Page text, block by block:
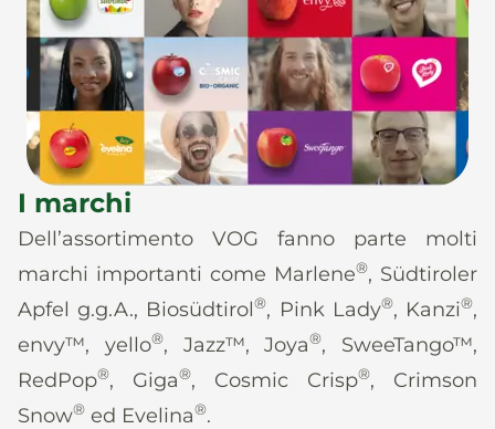
I marchi
Dell’assortimento VOG fanno parte molti
marchi importanti come Marlene®, Südtiroler
Apfel g.g.A., Biosüdtirol®, Pink Lady®, Kanzi®,
envy™, yello®, Jazz™, Joya®, SweeTango™,
RedPop®, Giga®, Cosmic Crisp®, Crimson
Snow® ed Evelina®.